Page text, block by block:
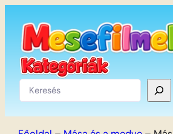
tartalomhoz
Keresés